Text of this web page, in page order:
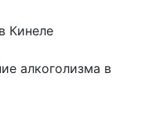
в Кинеле
алкоголизма в